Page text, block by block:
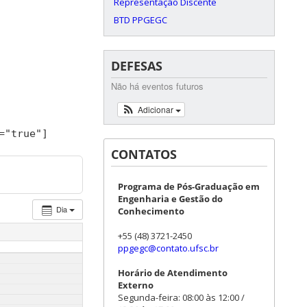
"true" ]
Dia
BTD PPGEGC
DEFESAS
Não há eventos futuros
Adicionar
CONTATOS
Programa de Pós-Graduação em
Engenharia e Gestão do
Conhecimento
+55 (48) 3721-2450
ppgegc@contato.ufsc.br
Horário de Atendimento
Externo
Segunda-feira: 08:00 às 12:00 /